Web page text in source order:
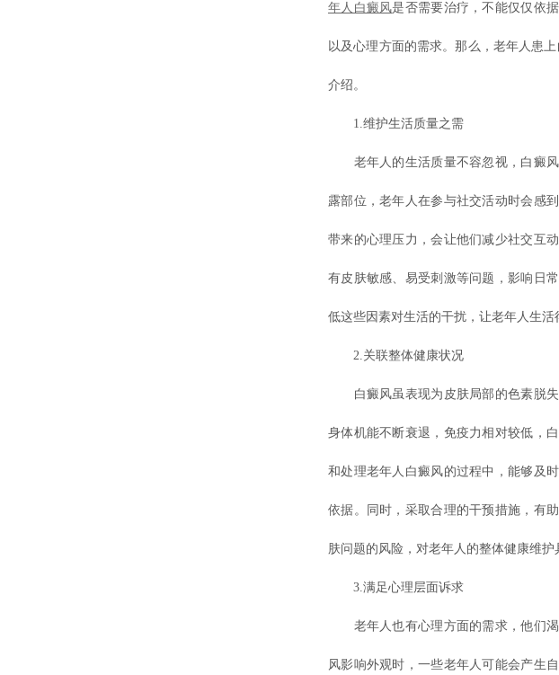
年人白癜风是否需要治疗，不能仅仅依
以及心理方面的需求。那么，老年人患
介绍。
1.维护生活质量之需
老年人的生活质量不容忽视，白癜风
露部位，老年人在参与社交活动时会感
带来的心理压力，会让他们减少社交互
有皮肤敏感、易受刺激等问题，影响日
低这些因素对生活的干扰，让老年人生活
2.关联整体健康状况
白癜风虽表现为皮肤局部的色素脱失
身体机能不断衰退，免疫力相对较低，
和处理老年人白癜风的过程中，能够及
依据。同时，采取合理的干预措施，有
肤问题的风险，对老年人的整体健康维护
3.满足心理层面诉求
老年人也有心理方面的需求，他们渴
风影响外观时，一些老年人可能会产生